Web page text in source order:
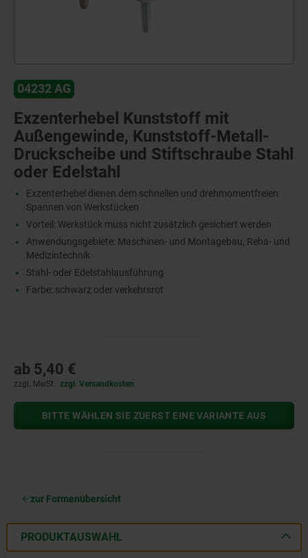
04232 AG
Exzenterhebel Kunststoff mit
Außengewinde, Kunststoff-Metall-
Druckscheibe und Stiftschraube Stahl
oder Edelstahl
Exzenterhebel dienen dem schnellen und drehmomentfreien
Spannen von Werkstücken
Vorteil: Werkstück muss nicht zusätzlich gesichert werden
Anwendungsgebiete: Maschinen- und Montagebau, Reha- und
Medizintechnik
Stahl- oder Edelstahlausführung
Farbe: schwarz oder verkehrsrot
ab 5,40 €
zzgl. MwSt. zzgl. Versandkosten
BITTE WÄHLEN SIE ZUERST EINE VARIANTE AUS
zur Formenübersicht
PRODUKTAUSWAHL